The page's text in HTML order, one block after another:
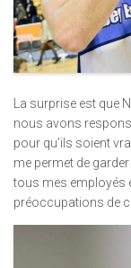
La surprise est que
nous avons
pour qu’ils soient
me permet de
tous mes employés
préoccupations de